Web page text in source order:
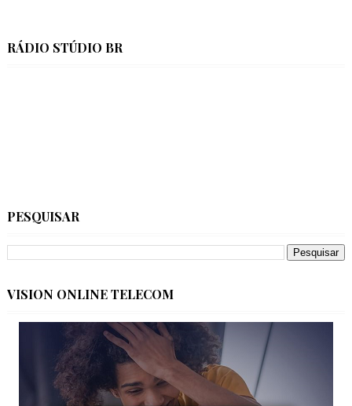
RÁDIO STÚDIO BR
PESQUISAR
VISION ONLINE TELECOM